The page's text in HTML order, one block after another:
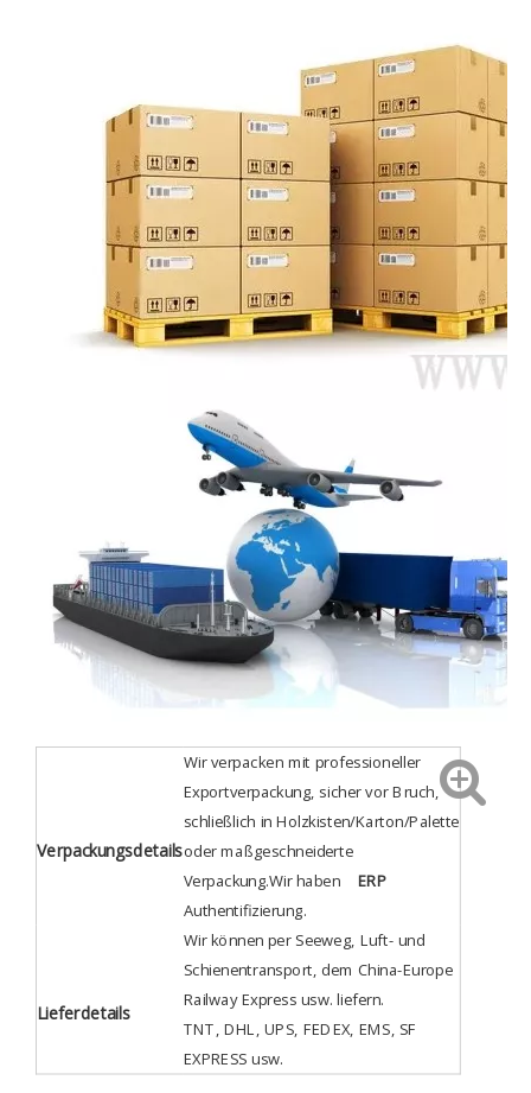
Verpackungsdetails
Wir verpacken mit professioneller
Exportverpackung, sicher vor Bruch,
schließlich in Holzkisten/Karton/Palette
oder maßgeschneiderte
Verpackung.Wir haben ERP
Authentifizierung.
Lieferdetails
Wir können per Seeweg, Luft- und
Schienentransport, dem China-Europe
Railway Express usw. liefern.
TNT, DHL, UPS, FEDEX, EMS, SF
EXPRESS usw.